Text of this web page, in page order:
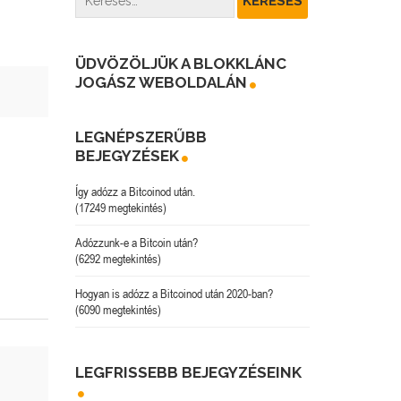
ÜDVÖZÖLJÜK A BLOKKLÁNC
JOGÁSZ WEBOLDALÁN
LEGNÉPSZERŰBB
BEJEGYZÉSEK
Így adózz a Bitcoinod után.
(17249 megtekintés)
Adózzunk-e a Bitcoin után?
(6292 megtekintés)
Hogyan is adózz a Bitcoinod után 2020-ban?
(6090 megtekintés)
LEGFRISSEBB BEJEGYZÉSEINK